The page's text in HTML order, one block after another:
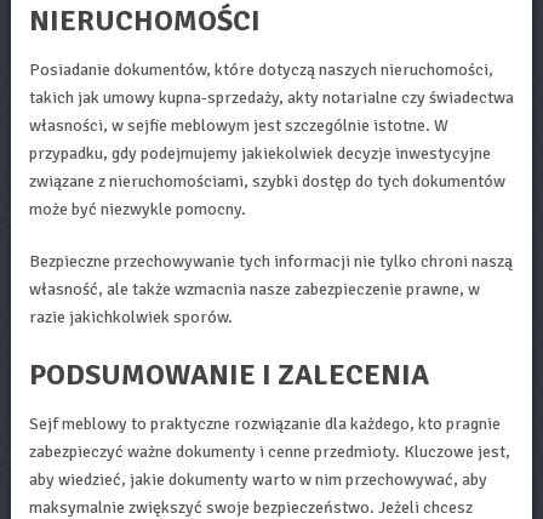
NIERUCHOMOŚCI
Posiadanie dokumentów, które dotyczą naszych nieruchomości,
takich jak umowy kupna-sprzedaży, akty notarialne czy świadectwa
własności, w sejfie meblowym jest szczególnie istotne. W
przypadku, gdy podejmujemy jakiekolwiek decyzje inwestycyjne
związane z nieruchomościami, szybki dostęp do tych dokumentów
może być niezwykle pomocny.
Bezpieczne przechowywanie tych informacji nie tylko chroni naszą
własność, ale także wzmacnia nasze zabezpieczenie prawne, w
razie jakichkolwiek sporów.
PODSUMOWANIE I ZALECENIA
Sejf meblowy to praktyczne rozwiązanie dla każdego, kto pragnie
zabezpieczyć ważne dokumenty i cenne przedmioty. Kluczowe jest,
aby wiedzieć, jakie dokumenty warto w nim przechowywać, aby
maksymalnie zwiększyć swoje bezpieczeństwo. Jeżeli chcesz